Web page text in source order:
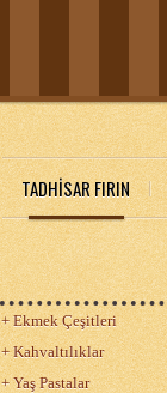
TADHİSAR FIRIN
+ Ekmek Çeşitleri
+ Kahvaltılıklar
+ Yaş Pastalar